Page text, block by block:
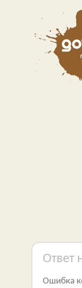
Ответ
Ошибка